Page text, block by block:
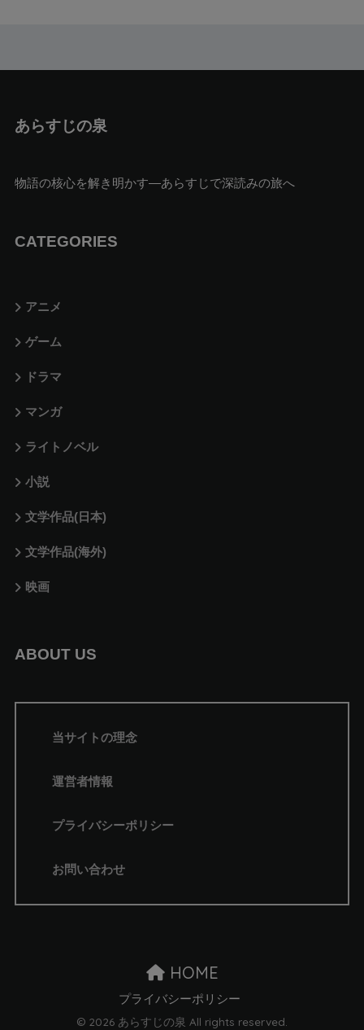
あらすじの泉
物語の核心を解き明かす—あらすじで深読みの旅へ
CATEGORIES
アニメ
ゲーム
ドラマ
マンガ
ライトノベル
小説
文学作品(日本)
文学作品(海外)
映画
ABOUT US
当サイトの理念
運営者情報
プライバシーポリシー
お問い合わせ
HOME
プライバシーポリシー
© 2026 あらすじの泉 All rights reserved.